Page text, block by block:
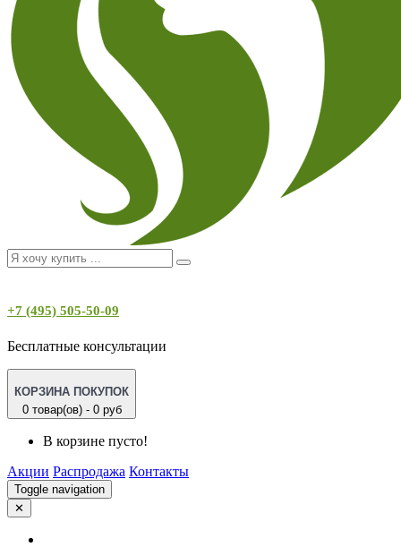
+7 (495) 505-50-09
Бесплатные консультации
КОРЗИНА ПОКУПОК
0 товар(ов) - 0 руб
В корзине пусто!
Акции Распродажа Контакты
Toggle navigation
✕